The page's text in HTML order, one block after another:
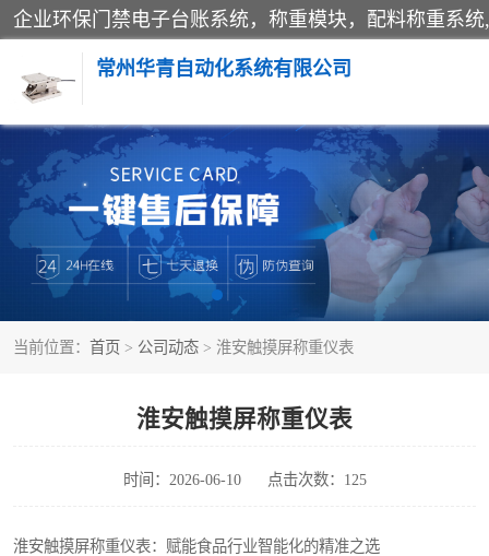
常州华青自动化系统有限公司
当前位置： 首页 > 公司动态 > 淮安触摸屏称重仪表
淮安触摸屏称重仪表
时间：2026-06-10 点击次数：125
淮安触摸屏称重仪表：赋能食品行业智能化的精准之选
称重模块
手工配料系统
自动化配料系统
屠宰轨道秤
移动源环保门禁电子台账系统